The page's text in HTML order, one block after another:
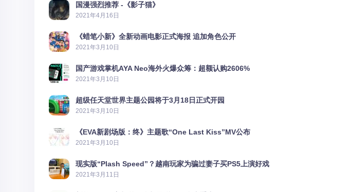
国漫强烈推荐 -《影子猫》
2021年4月16日
《蜡笔小新》全新动画电影正式海报 追加角色公开
2021年3月10日
国产游戏掌机AYA Neo海外火爆众筹：超额认购2606%
2021年3月10日
超级任天堂世界主题公园将于3月18日正式开园
2021年3月10日
《EVA新剧场版：终》主题歌“One Last Kiss”MV公布
2021年3月10日
现实版“Plash Speed”？越南玩家为骗过妻子买PS5上演好戏
2021年3月11日